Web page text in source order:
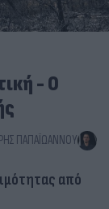
- Ο
ΠΑΠΑΪΩΆΝΝΟΥ
από